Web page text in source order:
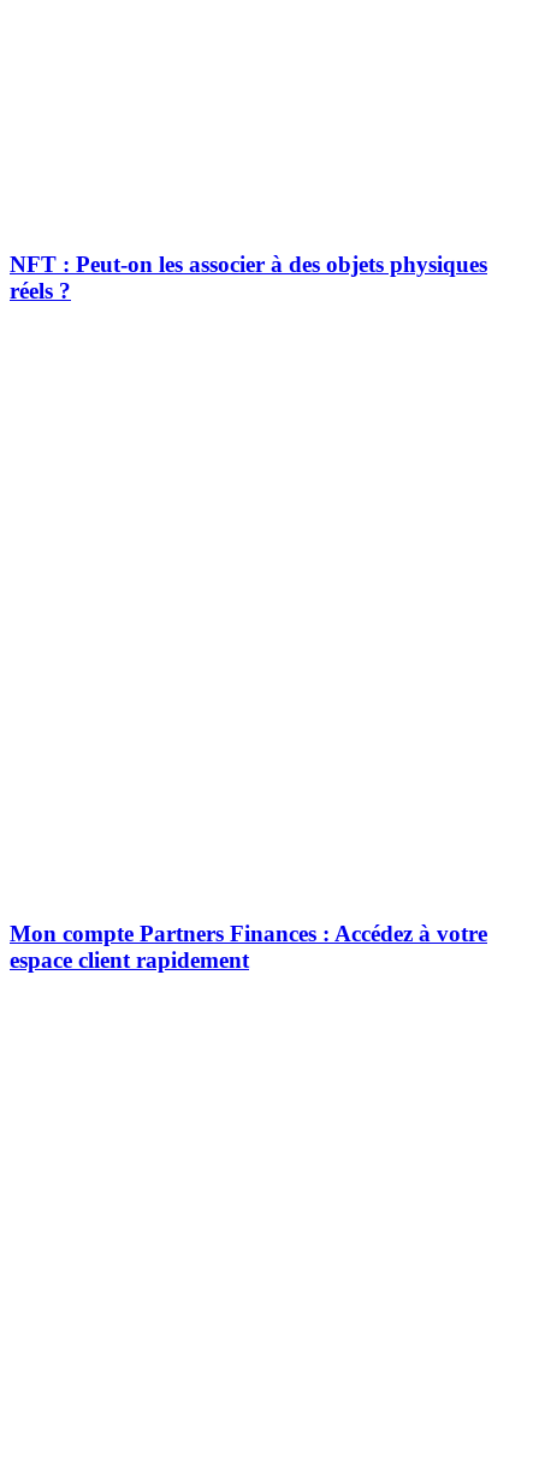
NFT : Peut-on les associer à des objets physiques
réels ?
Mon compte Partners Finances : Accédez à votre
espace client rapidement